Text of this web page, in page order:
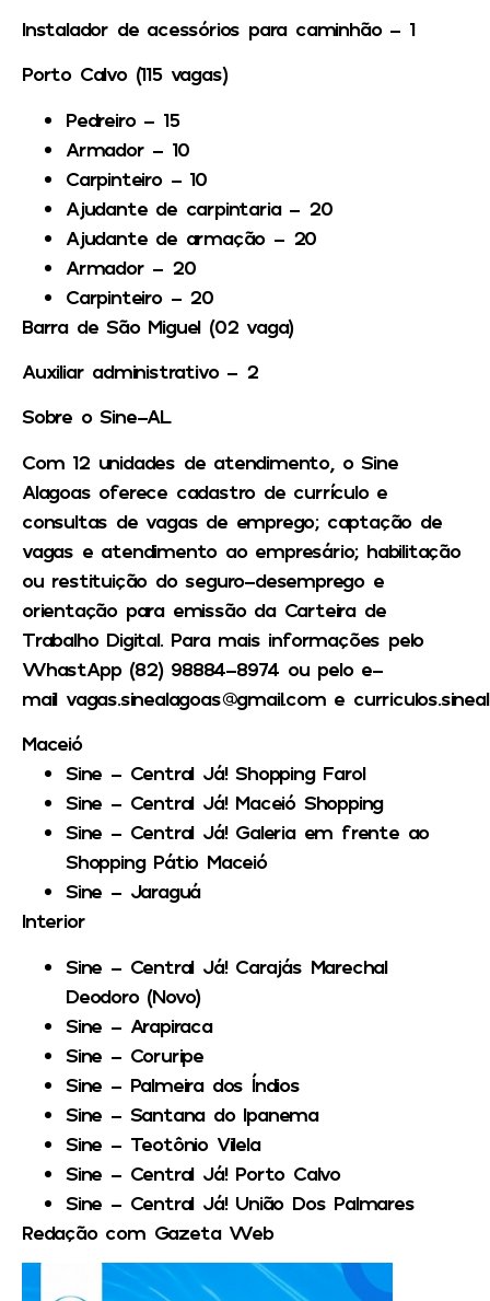
Instalador de acessórios para caminhão – 1
Porto Calvo (115 vagas)
Pedreiro – 15
Armador – 10
Carpinteiro – 10
Ajudante de carpintaria – 20
Ajudante de armação – 20
Armador – 20
Carpinteiro – 20
Barra de São Miguel (02 vaga)
Auxiliar administrativo – 2
Sobre o Sine-AL
Com 12 unidades de atendimento, o Sine
Alagoas oferece cadastro de currículo e
consultas de vagas de emprego; captação de
vagas e atendimento ao empresário; habilitação
ou restituição do seguro-desemprego e
orientação para emissão da Carteira de
Trabalho Digital. Para mais informações pelo
WhastApp (82) 98884-8974 ou pelo e-
mail vagas.sinealagoas@gmail.com e
Maceió
Sine – Central Já! Shopping Farol
Sine – Central Já! Maceió Shopping
Sine – Central Já! Galeria em frente ao
Shopping Pátio Maceió
Sine – Jaraguá
Interior
Sine – Central Já! Carajás Marechal
Deodoro (Novo)
Sine – Arapiraca
Sine – Coruripe
Sine – Palmeira dos Índios
Sine – Santana do Ipanema
Sine – Teotônio Vilela
Sine – Central Já! Porto Calvo
Sine – Central Já! União Dos Palmares
Redação com Gazeta Web